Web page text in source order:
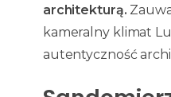
architekturą.
kameralny klimat
autentyczność